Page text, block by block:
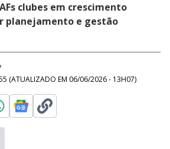
clubes em crescimento
planejamento e gestão
(ATUALIZADO EM 06/06/2026 - 13H07)